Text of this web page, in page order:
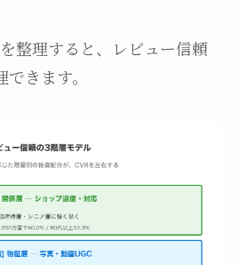
整理すると、レビュー信頼
きます。